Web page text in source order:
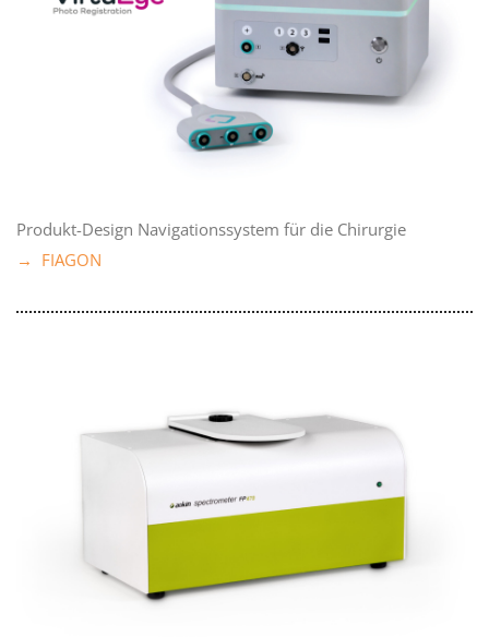
Produkt-Design Navigationssystem für die Chirurgie
→ FIAGON